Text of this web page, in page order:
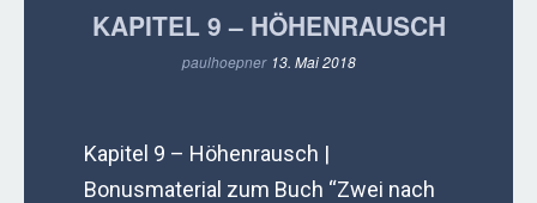
KAPITEL 9 – HÖHENRAUSCH
paulhoepner 13. Mai 2018
Kapitel 9 – Höhenrausch |
Bonusmaterial zum Buch “Zwei nach